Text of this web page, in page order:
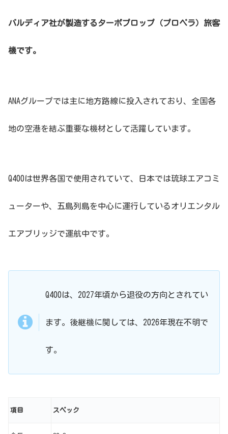
バルディア社が製造するターボプロップ（プロペラ）旅客
機です。
ANAグループでは主に地方路線に投入されており、全国各
地の空港を結ぶ重要な機材として活躍しています。
Q400は世界各国で使用されていて、日本では琉球エアコミ
ューターや、五島列島を中心に運行しているオリエンタル
エアブリッジで運航中です。
Q400は、2027年頃から退役の方向とされてい
ます。後継機に関しては、2026年現在不明で
す。
項目 スペック